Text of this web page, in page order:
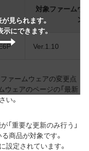
見られます。
にできます。
対象ファームウ
ン
Ver.1.10
ァームウェアの変更点
ウェアのページの「最新
い。
重要な更新のみ行う」
商品が対象です。
設定されています。